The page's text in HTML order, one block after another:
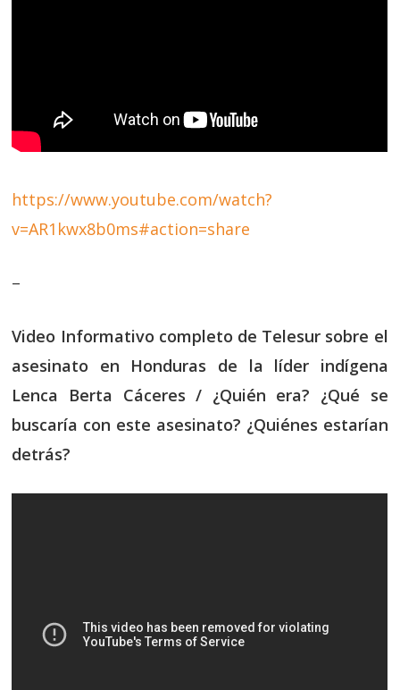
https://www.youtube.com/watch?
v=AR1kwx8b0ms#action=share
–
Video Informativo completo de Telesur sobre el
asesinato en Honduras de la líder indígena
Lenca Berta Cáceres / ¿Quién era? ¿Qué se
buscaría con este asesinato? ¿Quiénes estarían
detrás?